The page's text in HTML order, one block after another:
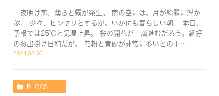
夜明け前、薄らと霧が発生。 南の空には、月が綺麗に浮か
ぶ。 少々、ヒンヤリとするが、いかにも春らしい朝。 本日、
予報では25℃と気温上昇。 桜の開花が一層進むだろう。絶好
のお出掛け日和だが、 花粉と黄砂が非常に多いとの […]
2024.03.30
BLOGS